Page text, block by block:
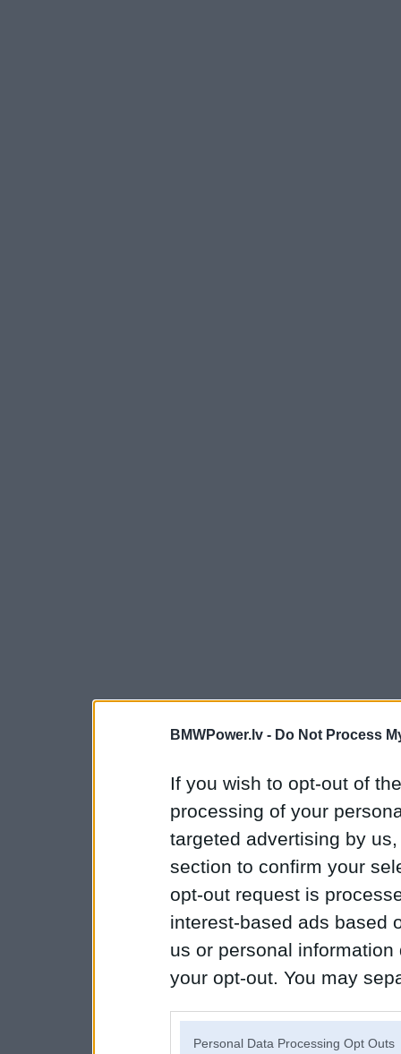
BMWPower.lv - Do Not Process
If you wish to opt-out of
processing of your
targeted advertising by
section to confirm your
opt-out request is
interest-based ads based
us or personal
your opt-out. You may
Personal Data Processing Opt Outs